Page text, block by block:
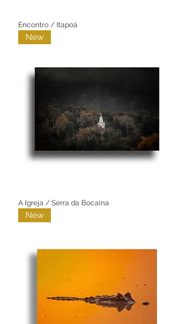
Encontro / Itapoá
New
A Igreja / Serra da Bocaina
New